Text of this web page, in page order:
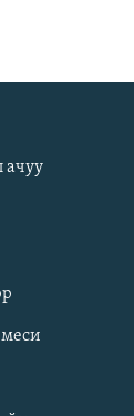
ачуу